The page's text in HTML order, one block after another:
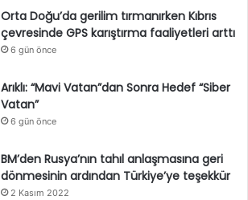
Orta Doğu’da gerilim tırmanırken Kıbrıs
çevresinde GPS karıştırma faaliyetleri arttı
6 gün önce
Arıklı: “Mavi Vatan”dan Sonra Hedef “Siber
Vatan”
6 gün önce
BM’den Rusya’nın tahıl anlaşmasına geri
dönmesinin ardından Türkiye’ye teşekkür
2 Kasım 2022